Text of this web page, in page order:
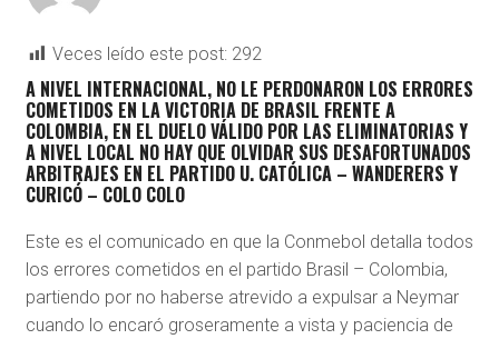
Veces leído este post: 292
A NIVEL INTERNACIONAL, NO LE PERDONARON LOS ERRORES
COMETIDOS EN LA VICTORIA DE BRASIL FRENTE A
COLOMBIA, EN EL DUELO VÁLIDO POR LAS ELIMINATORIAS Y
A NIVEL LOCAL NO HAY QUE OLVIDAR SUS DESAFORTUNADOS
ARBITRAJES EN EL PARTIDO U. CATÓLICA – WANDERERS Y
CURICÓ – COLO COLO
Este es el comunicado en que la Conmebol detalla todos
los errores cometidos en el partido Brasil – Colombia,
partiendo por no haberse atrevido a expulsar a Neymar
cuando lo encaró groseramente a vista y paciencia de